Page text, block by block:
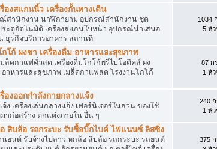
งสแกนนิ้ว เครื่องกั้นทางเดิน
ณ์สำนักงาน นาฬิกายาม อุปกรณ์สำนักงาน ชุด
ะตูอัตโนมัติ เครืองสแกนใบหน้า อุปกรณ์นำเสนอ
ธุรกิจบริการอาคาร สถานที่
1034
5 หั
โก้ ผงชา เครื่องดื่ม อาหารและสุขภาพ
ล็ดกาแฟคั่วสด เครื่องดื่มโกโก้พรีไบโอติคส์ ผง
าหารและสุขภาพ เมล็ดกาแฟสด โรงงานโกโก้
87 ก
1 หั
องออกกำลังกายกลางแจ้ง
ง เครื่องเล่นกลางแจ้ง เฟอร์นิเจอร์ในสวน ของใช้
าก่อสร้าง ตกแต่งภายใน อื่น ๆ
240
1 หั
สิบล้อ รถกระบะ รับซื้อบิ๊กไบค์ ไฟแนนซ์ ลิสซิ่ง
ยนต์ รับจ้างไปลาว หกล้อ สิบล้อ รถกระบะ รถยนต์
375